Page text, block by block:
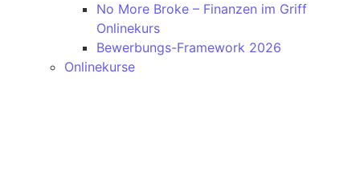
No More Broke – Finanzen im Griff
Onlinekurs
Bewerbungs-Framework 2026
Onlinekurse